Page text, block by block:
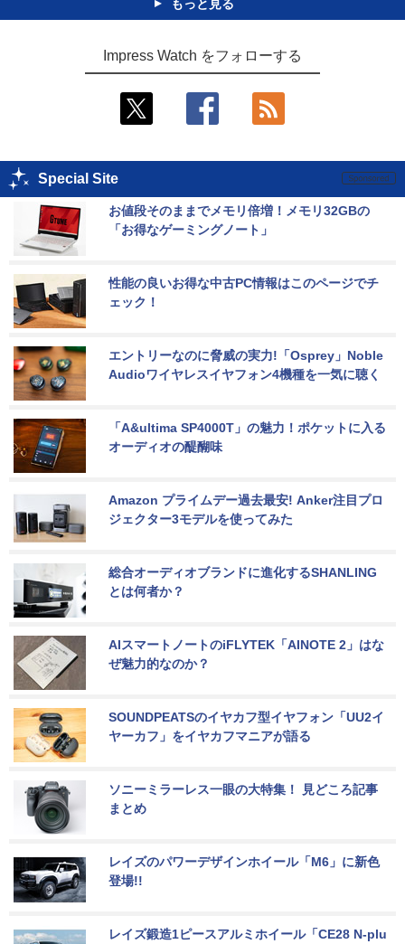
もっと見る
Impress Watch をフォローする
Special Site
お値段そのままでメモリ倍増！メモリ32GBの
「お得なゲーミングノート」
性能の良いお得な中古PC情報はこのページでチ
ェック！
エントリーなのに脅威の実力!「Osprey」Noble
Audioワイヤレスイヤフォン4機種を一気に聴く
「A&ultima SP4000T」の魅力！ポケットに入る
オーディオの醍醐味
Amazon プライムデー過去最安! Anker注目プロ
ジェクター3モデルを使ってみた
総合オーディオブランドに進化するSHANLING
とは何者か？
AIスマートノートのiFLYTEK「AINOTE 2」はな
ぜ魅力的なのか？
SOUNDPEATSのイヤカフ型イヤフォン「UU2イ
ヤーカフ」をイヤカフマニアが語る
ソニーミラーレス一眼の大特集！ 見どころ記事
まとめ
レイズのパワーデザインホイール「M6」に新色
登場!!
レイズ鍛造1ピースアルミホイール「CE28 N-plu